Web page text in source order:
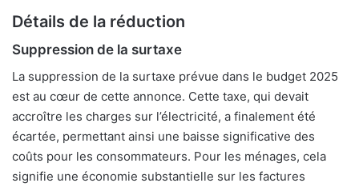
Détails de la réduction
Suppression de la surtaxe
La suppression de la surtaxe prévue dans le budget 2025
est au cœur de cette annonce. Cette taxe, qui devait
accroître les charges sur l’électricité, a finalement été
écartée, permettant ainsi une baisse significative des
coûts pour les consommateurs. Pour les ménages, cela
signifie une économie substantielle sur les factures